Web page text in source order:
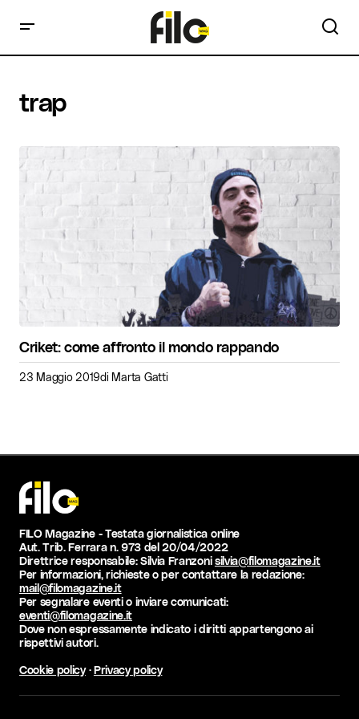
trap
Criket: come affronto il mondo rappando
23 Maggio 2019di Marta Gatti
FILO Magazine - Testata giornalistica online
Aut. Trib. Ferrara n. 973 del 20/04/2022
Direttrice responsabile: Silvia Franzonisilvia@filomagazine.it
Per informazioni, richieste o per contattare la redazione:
mail@filomagazine.it
Per segnalare eventi o inviare comunicati:
eventi@filomagazine.it
Dove non espressamente indicato i diritti appartengono ai
rispettivi autori.
Cookie policy·Privacy policy